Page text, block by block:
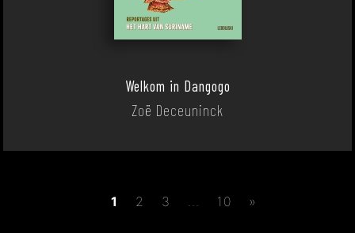
Welkom in Dangogo
Zoë Deceuninck
1 2 3 ... 10 »